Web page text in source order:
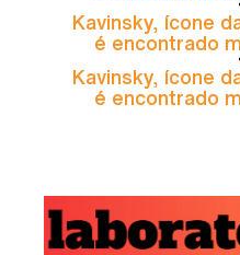
Kavinsky, ícone
é encontrado
Kavinsky, ícone
é encontrado